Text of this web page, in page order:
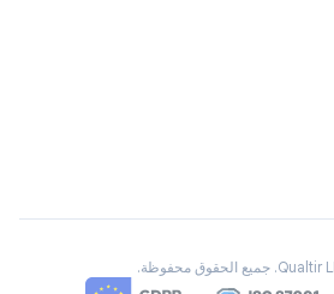
جميع الحقوق محفوظة.